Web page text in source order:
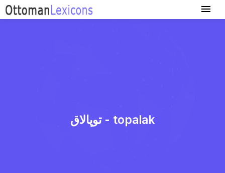
توپالاق - topalak